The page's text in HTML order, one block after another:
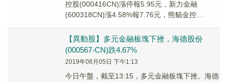
控股(000416CN)漲停報5.95元，新力金融
(600318CN)漲4.58%報7.76元，熊貓金控
【異動股】多元金融板塊下挫，海德股份
(000567-CN)跌4.67%
2019年08月05日 下午1:13
今日午盤，截至13:15，多元金融板塊下挫。海德